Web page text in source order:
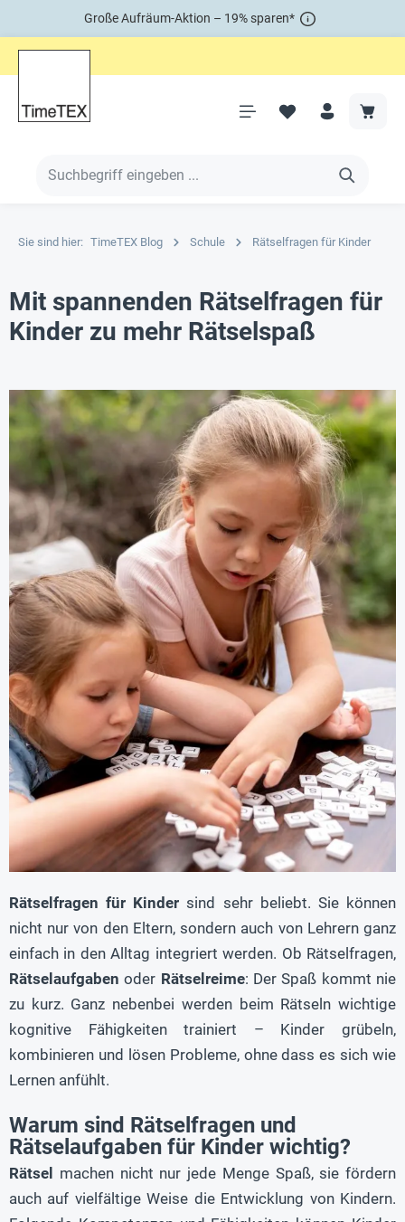
Große Aufräum-Aktion – 19% sparen*
Sie sind hier: TimeTEX Blog Schule Rätselfragen für Kinder
Mit spannenden Rätselfragen für
Kinder zu mehr Rätselspaß
Rätselfragen für Kinder sind sehr beliebt. Sie können
nicht nur von den Eltern, sondern auch von Lehrern ganz
einfach in den Alltag integriert werden. Ob Rätselfragen,
Rätselaufgaben oder Rätselreime: Der Spaß kommt nie
zu kurz. Ganz nebenbei werden beim Rätseln wichtige
kognitive Fähigkeiten trainiert – Kinder grübeln,
kombinieren und lösen Probleme, ohne dass es sich wie
Lernen anfühlt.
Warum sind Rätselfragen und
Rätselaufgaben für Kinder wichtig?
Rätsel
machen nicht nur jede Menge Spaß, sie fördern
auch auf vielfältige Weise die Entwicklung von Kindern.